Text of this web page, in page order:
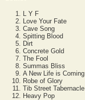
L Y F
Love Your Fate
Cave Song
Spitting Blood
Dirt
Concrete Gold
The Fool
Summas Bliss
A New Life is Coming
Robe of Glory
Tib Street Tabernacle
Heavy Pop